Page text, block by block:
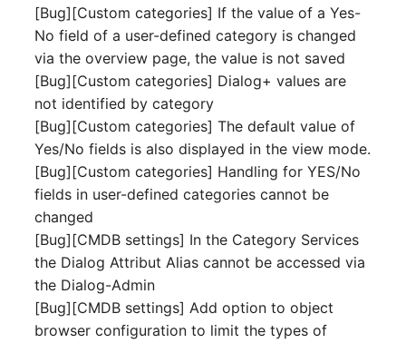
Release Notes 1.12
Release Notes 1.11
Release Notes 1.10
Release Notes 1.9
Release Notes 1.8
Release Notes 1.7
Datenbankobjekte
Datenbankschema
Datenbankzugriff
Datenbankzuweisung
Datensicherung
(zugewiesene Objekte)
Client
Konverter
KVM-Switch
Land
Layer-2-Netz
Leerrohr
Standorte
Switch Stacking
Variable Reports
VM provisionieren
(veraltet)
URL-Router
VIVA
VIVA2 (IT-
Grundschutz)
Workflow
[Bug][Custom categories] If the value of a Yes-
No field of a user-defined category is changed
via the overview page, the value is not saved
[Bug][Custom categories] Dialog+ values are
not identified by category
[Bug][Custom categories] The default value of
Yes/No fields is also displayed in the view mode.
[Bug][Custom categories] Handling for YES/No
fields in user-defined categories cannot be
changed
[Bug][CMDB settings] In the Category Services
the Dialog Attribut Alias cannot be accessed via
the Dialog-Admin
[Bug][CMDB settings] Add option to object
browser configuration to limit the types of